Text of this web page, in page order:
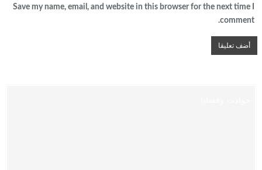
Save my name, email, and website in this browser for the next time I
comment.